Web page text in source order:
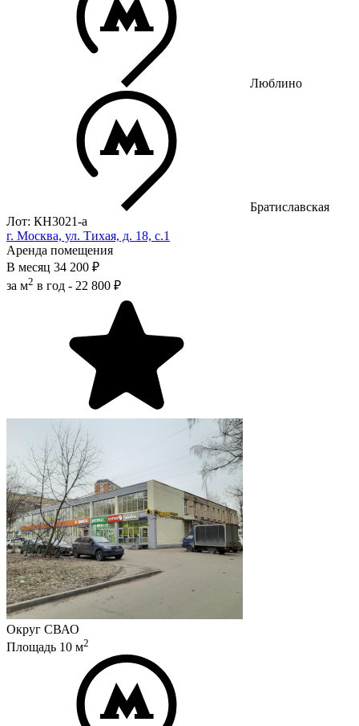
Люблино
Братиславская
Лот: КН3021-a
г. Москва, ул. Тихая, д. 18, с.1
Аренда помещения
В месяц 34 200 ₽
за м2 в год - 22 800 ₽
Округ СВАО
Площадь 10 м2